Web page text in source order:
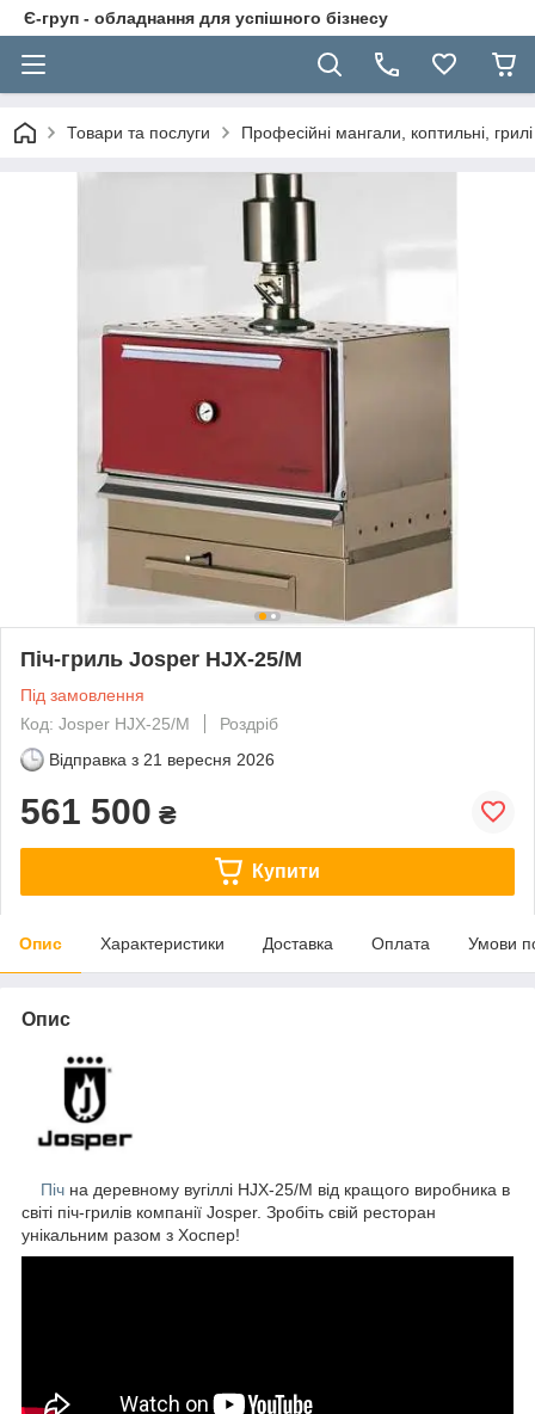
Є-груп - обладнання для успішного бізнесу
Товари та послуги Професійні мангали, коптильні,
Піч-гриль Josper HJX-25/M
Під замовлення
Код: Josper HJX-25/M
Роздріб
Відправка з 21 вересня 2026
561 500 ₴
Купити
Опис Характеристики Доставка Оплата Умови
Опис
Піч на деревному вугіллі HJX-25/M від кращого виробника в
світі піч-грилів компанії Josper. Зробіть свій ресторан
унікальним разом з Хоспер!